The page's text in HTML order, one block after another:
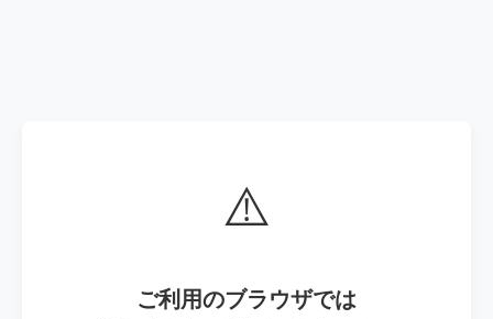
⚠️
ご利用のブラウザでは